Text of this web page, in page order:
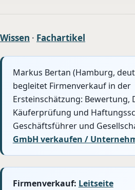
Wissen · Fachartikel
Markus Bertan (Hamburg,
begleitet Firmenverkauf in der
Ersteinschätzung: Bewertung,
Käuferprüfung und
Geschäftsführer und
GmbH verkaufen /
Firmenverkauf: Leitseite